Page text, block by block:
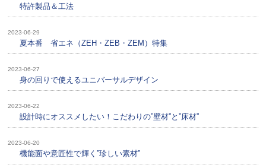
特許製品＆工法
2023-06-29
夏本番 省エネ（ZEH・ZEB・ZEM）特集
2023-06-27
身の回りで使えるユニバーサルデザイン
2023-06-22
設計時にオススメしたい！こだわりの”壁材”と”床材”
2023-06-20
機能面や意匠性で輝く”珍しい素材”